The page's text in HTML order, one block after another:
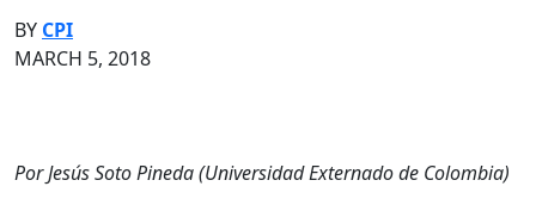
BY CPI
MARCH 5, 2018
Por Jesús Soto Pineda (Universidad Externado de Colombia)